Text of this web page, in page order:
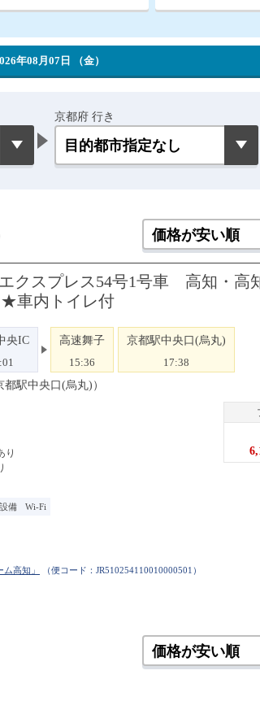
年08月07日 （金）
京都府 行き
エクスプレス54号1号車 高知・
車内トイレ付
（便コード： JR510254110010000501 ）
央IC
高速舞子
15:36
京都駅中央口(烏丸)
17:38
駅中央口(烏丸)）
備 Wi-Fi
り